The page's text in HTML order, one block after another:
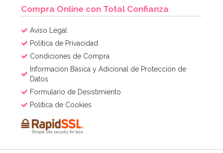
AÑADIR
Compra Online con Total Confianza
Aviso Legal
Política de Privacidad
Condiciones de Compra
Información Básica y Adicional de Protección de
Datos
Formulario de Desistimiento
Política de Cookies